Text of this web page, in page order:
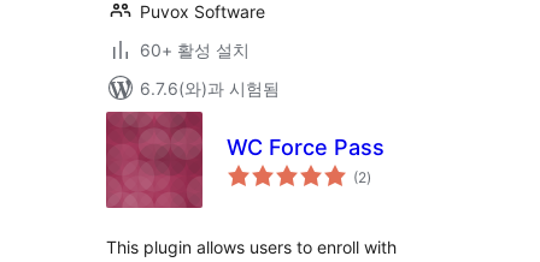
Puvox Software
60+ 활성 설치
6.7.6(와)과 시험됨
WC Force Pass
(2전
체)
This plugin allows users to enroll with